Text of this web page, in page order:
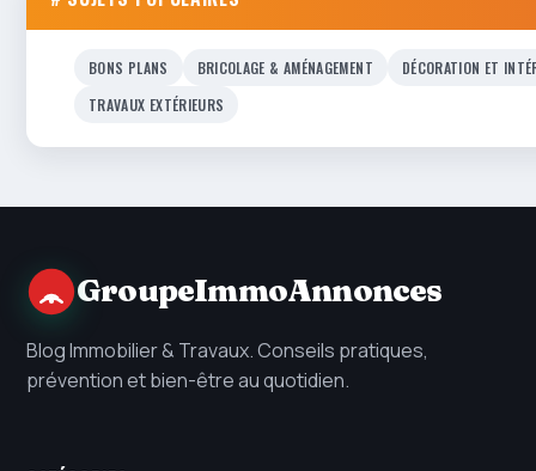
BONS PLANS BRICOLAGE & AMÉNAGEMENT
DÉCORATION ET
TRAVAUX EXTÉRIEURS
GroupeImmoAnnonces
Blog Immobilier & Travaux. Conseils pratiques,
prévention et bien-être au quotidien.